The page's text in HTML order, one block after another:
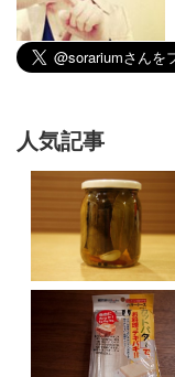
人気記事